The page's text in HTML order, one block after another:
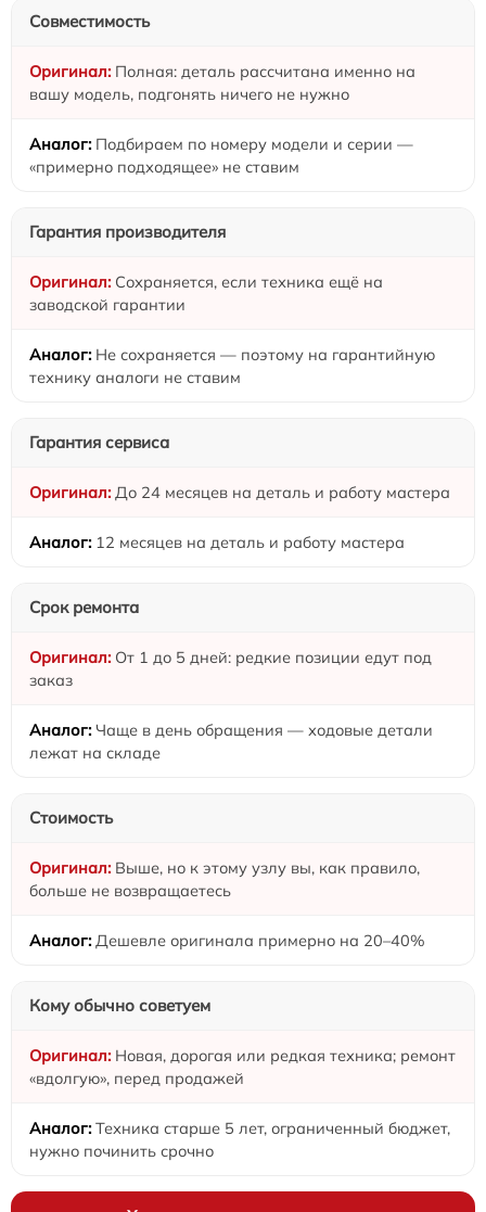
Совместимость
Полная: деталь рассчитана именно на
вашу модель, подгонять ничего не нужно
Подбираем по номеру модели и серии —
«примерно подходящее» не ставим
Гарантия производителя
Сохраняется, если техника ещё на
заводской гарантии
Не сохраняется — поэтому на гарантийную
технику аналоги не ставим
Гарантия сервиса
До 24 месяцев на деталь и работу мастера
12 месяцев на деталь и работу мастера
Срок ремонта
От 1 до 5 дней: редкие позиции едут под
заказ
Чаще в день обращения — ходовые детали
лежат на складе
Стоимость
Выше, но к этому узлу вы, как правило,
больше не возвращаетесь
Дешевле оригинала примерно на 20–40%
Кому обычно советуем
Новая, дорогая или редкая техника; ремонт
«вдолгую», перед продажей
Техника старше 5 лет, ограниченный бюджет,
нужно починить срочно